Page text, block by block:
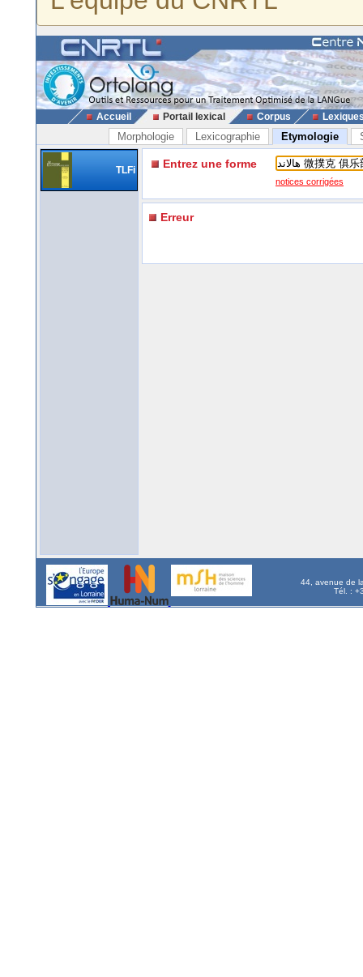
Accueil Portail lexical Corpus
Morphologie Lexicographie Etymologie
TLFi Entrez une forme
notices corrigées
Erreur
44, avenue de
Tél. :